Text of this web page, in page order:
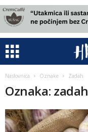
Naslovnica Oznake Zadah
Oznaka: zadah